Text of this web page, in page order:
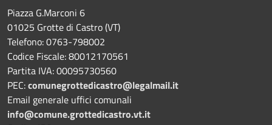
Piazza G.Marconi 6
01025 Grotte di Castro (VT)
Telefono: 0763-798002
Codice Fiscale: 80012170561
Partita IVA: 00095730560
PEC:comunegrottedicastro@legalmail.it
Email generale uffici comunali
info@comune.grottedicastro.vt.it